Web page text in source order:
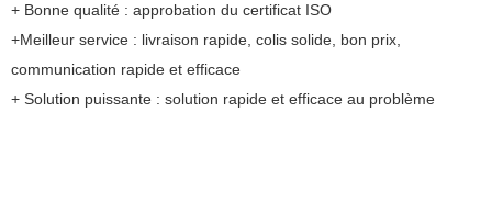
+ Bonne qualité : approbation du certificat ISO
+Meilleur service : livraison rapide, colis solide, bon prix,
communication rapide et efficace
+ Solution puissante : solution rapide et efficace au problème